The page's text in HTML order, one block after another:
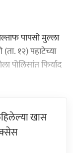
पापसो मुल्ला
१२) पहाटेच्या
पोलिसांत फिर्याद
खास